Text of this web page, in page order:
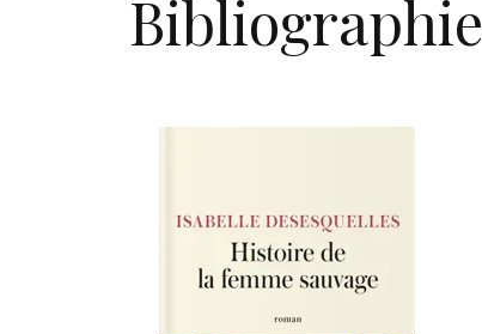
Bibliographie